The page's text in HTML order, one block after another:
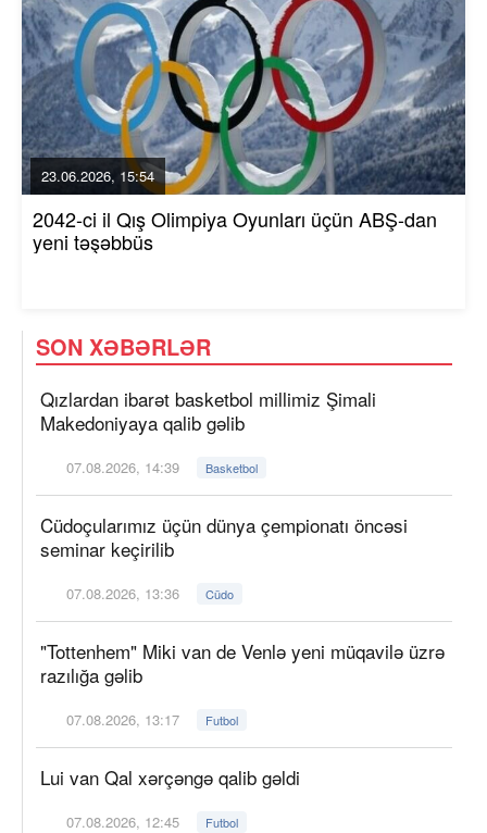
23.06.2026, 15:54
2042-ci il Qış Olimpiya Oyunları üçün ABŞ-dan
yeni təşəbbüs
SON XƏBƏRLƏR
Qızlardan ibarət basketbol millimiz Şimali
Makedoniyaya qalib gəlib
07.08.2026, 14:39 Basketbol
Cüdoçularımız üçün dünya çempionatı öncəsi
seminar keçirilib
07.08.2026, 13:36 Cüdo
"Tottenhem" Miki van de Venlə yeni müqavilə üzrə
razılığa gəlib
07.08.2026, 13:17 Futbol
Lui van Qal xərçəngə qalib gəldi
07.08.2026, 12:45 Futbol